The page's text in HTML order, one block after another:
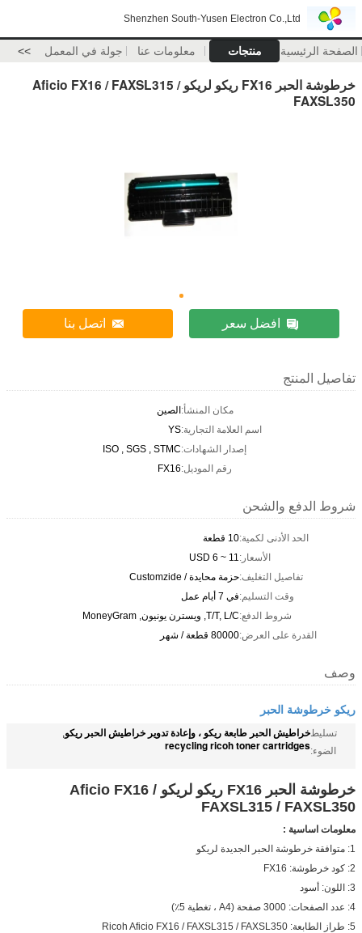
Shenzhen South-Yusen Electron Co.,Ltd
الصفحة الرئيسية منتجات معلومات عنا جولة في المعمل >>
خرطوشة الحبر FX16 ريكو لريكو Aficio FX16 / FAXSL315 /
FAXSL350
افضل سعر اتصل بنا
تفاصيل المنتج
مكان المنشأ:الصين
اسم العلامة التجارية:YS
إصدار الشهادات:ISO , SGS , STMC
رقم الموديل:FX16
شروط الدفع والشحن
الحد الأدنى لكمية:10 قطعة
الأسعار:USD 6 ~ 11
تفاصيل التغليف:حزمة محايدة / Customzide
وقت التسليم:في 7 أيام عمل
شروط الدفع:T/T, L/C, ويسترن يونيون, MoneyGram
القدرة على العرض:80000 قطعة / شهر
وصف
ريكو خرطوشة الحبر
تسليط
الضوء:
خراطيش الحبر طابعة ريكو ، وإعادة تدوير خراطيش الحبر ريكو,
recycling ricoh toner cartridges
خرطوشة الحبر FX16 ريكو لريكو Aficio FX16 /
FAXSL315 / FAXSL350
معلومات اساسية :
1: متوافقة خرطوشة الحبر الجديدة لريكو
2: كود خرطوشة: FX16
3: اللون: أسود
4: عدد الصفحات: 3000 صفحة (A4 ، تغطية 5٪)
5: طراز الطابعة: Ricoh Aficio FX16 / FAXSL315 / FAXSL350